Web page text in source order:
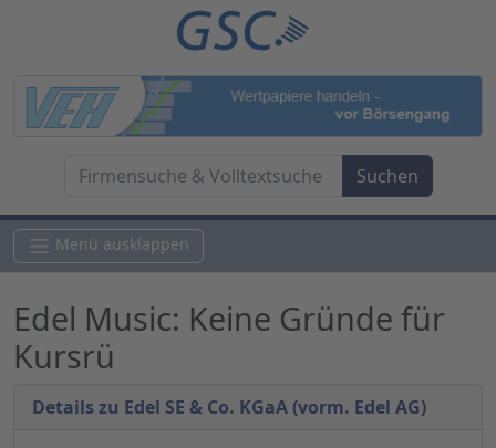
Menü ausklappen
Edel Music: Keine Gründe für
Kursrü
Details zu Edel SE & Co. KGaA (vorm. Edel AG)